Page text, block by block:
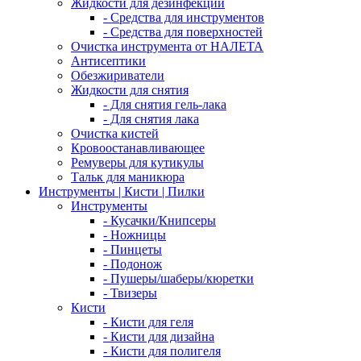
Жидкости для дезинфекции
- Средства для инструментов
- Средства для поверхностей
Очистка инструмента от НАЛЕТА
Антисептики
Обезжириватели
Жидкости для снятия
- Для снятия гель-лака
- Для снятия лака
Очистка кистей
Кровоостанавливающее
Ремуверы для кутикулы
Тальк для маникюра
Инструменты | Кисти | Пилки
Инструменты
- Кусачки/Книпсеры
- Ножницы
- Пинцеты
- Подонож
- Пушеры/шаберы/кюретки
- Твизеры
Кисти
- Кисти для геля
- Кисти для дизайна
- Кисти для полигеля